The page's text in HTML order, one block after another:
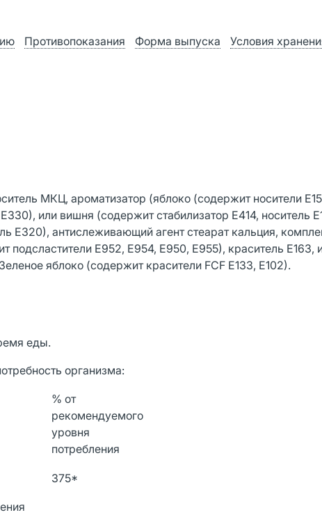
Противопоказания Форма выпуска
Условия
МКЦ, ароматизатор (яблоко (содержит носители
или вишня (содержит стабилизатор Е414, носитель
Е320), антислеживающий агент стеарат кальция,
подсластители Е952, Е954, Е950, Е955), краситель Е163,
яблоко (содержит красители FCF Е133, Е102).
еды.
организма:
% от
рекомендуемого
уровня
потребления
375*